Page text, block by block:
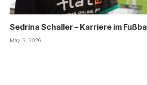
Sedrina Schaller – Karriere im
May 5, 2026